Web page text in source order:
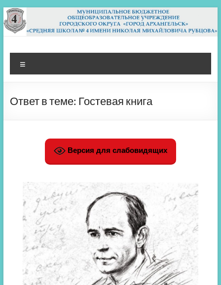
Перейти
к
содержимому
МБОУ СШ 4
Архангельск
Ответ в теме: Гостевая книга
Версия для слабовидящих